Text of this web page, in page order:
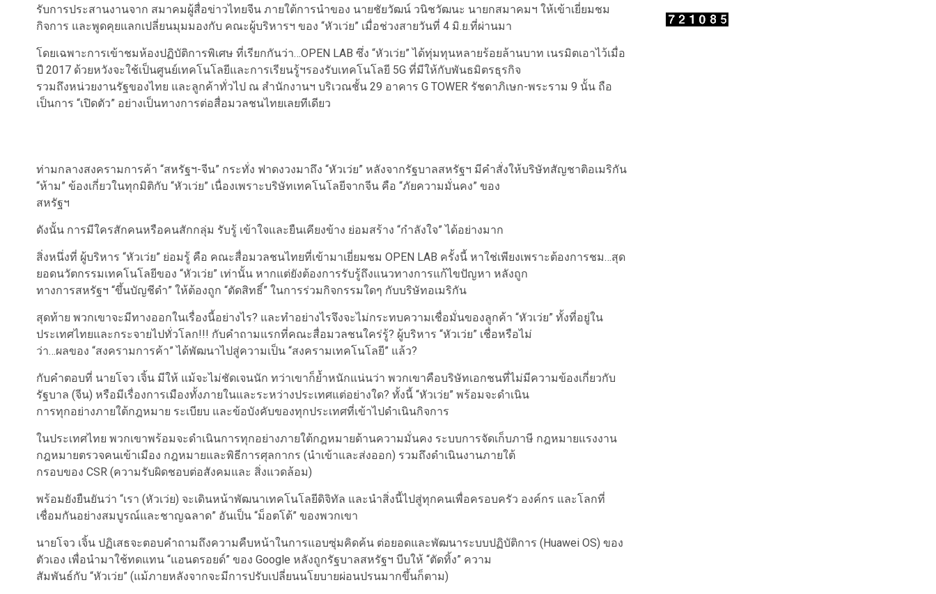
รับการประสานงานจาก สมาคมผู้สื่อข่าวไทยจีน ภายใต้การนำของ นายชัยวัฒน์ วนิชวัฒนะ นายกสมาคมฯ ให้เข้าเยี่ยมชม
กิจการ และพูดคุยแลกเปลี่ยนมุมมองกับ คณะผู้บริหารฯ ของ “หัวเว่ย” เมื่อช่วงสายวันที่ 4 มิ.ย.ที่ผ่านมา
โดยเฉพาะการเข้าชมห้องปฏิบัติการพิเศษ ที่เรียกกันว่า…OPEN LAB ซึ่ง “หัวเว่ย” ได้ทุ่มทุนหลายร้อยล้านบาท เนรมิตเอาไว้เมื่อ
ปี 2017 ด้วยหวังจะใช้เป็นศูนย์เทคโนโลยีและการเรียนรู้ฯรองรับเทคโนโลยี 5G ที่มีให้กับพันธมิตรธุรกิจ
รวมถึงหน่วยงานรัฐของไทย และลูกค้าทั่วไป ณ สำนักงานฯ บริเวณชั้น 29 อาคาร G TOWER รัชดาภิเษก-พระราม 9 นั้น ถือ
เป็นการ “เปิดตัว” อย่างเป็นทางการต่อสื่อมวลชนไทยเลยทีเดียว
ท่ามกลางสงครามการค้า “สหรัฐฯ-จีน” กระทั่ง ฟาดงวงมาถึง “หัวเว่ย” หลังจากรัฐบาลสหรัฐฯ มีคำสั่งให้บริษัทสัญชาติอเมริกัน
“ห้าม” ข้องเกี่ยวในทุกมิติกับ “หัวเว่ย” เนื่องเพราะบริษัทเทคโนโลยีจากจีน คือ “ภัยความมั่นคง” ของ
สหรัฐฯ
ดังนั้น การมีใครสักคนหรือคนสักกลุ่ม รับรู้ เข้าใจและยืนเคียงข้าง ย่อมสร้าง “กำลังใจ” ได้อย่างมาก
สิ่งหนึ่งที่ ผู้บริหาร “หัวเว่ย” ย่อมรู้ คือ คณะสื่อมวลชนไทยที่เข้ามาเยี่ยมชม OPEN LAB ครั้งนี้ หาใช่เพียงเพราะต้องการชม…สุด
ยอดนวัตกรรมเทคโนโลยีของ “หัวเว่ย” เท่านั้น หากแต่ยังต้องการรับรู้ถึงแนวทางการแก้ไขปัญหา หลังถูก
ทางการสหรัฐฯ “ขึ้นบัญชีดำ” ให้ต้องถูก “ตัดสิทธิ์” ในการร่วมกิจกรรมใดๆ กับบริษัทอเมริกัน
สุดท้าย พวกเขาจะมีทางออกในเรื่องนี้อย่างไร? และทำอย่างไรจึงจะไม่กระทบความเชื่อมั่นของลูกค้า “หัวเว่ย” ทั้งที่อยู่ใน
ประเทศไทยและกระจายไปทั่วโลก!!! กับคำถามแรกที่คณะสื่อมวลชนใคร่รู้? ผู้บริหาร “หัวเว่ย” เชื่อหรือไม่
ว่า…ผลของ “สงครามการค้า” ได้พัฒนาไปสู่ความเป็น “สงครามเทคโนโลยี” แล้ว?
กับคำตอบที่ นายโจว เจิ้น มีให้ แม้จะไม่ชัดเจนนัก ทว่าเขาก็ย้ำหนักแน่นว่า พวกเขาคือบริษัทเอกชนที่ไม่มีความข้องเกี่ยวกับ
รัฐบาล (จีน) หรือมีเรื่องการเมืองทั้งภายในและระหว่างประเทศแต่อย่างใด? ทั้งนี้ “หัวเว่ย” พร้อมจะดำเนิน
การทุกอย่างภายใต้กฎหมาย ระเบียบ และข้อบังคับของทุกประเทศที่เข้าไปดำเนินกิจการ
ในประเทศไทย พวกเขาพร้อมจะดำเนินการทุกอย่างภายใต้กฎหมายด้านความมั่นคง ระบบการจัดเก็บภาษี กฎหมายแรงงาน
กฎหมายตรวจคนเข้าเมือง กฎหมายและพิธีการศุลกากร (นำเข้าและส่งออก) รวมถึงดำเนินงานภายใต้
กรอบของ CSR (ความรับผิดชอบต่อสังคมและ สิ่งแวดล้อม)
พร้อมยังยืนยันว่า “เรา (หัวเว่ย) จะเดินหน้าพัฒนาเทคโนโลยีดิจิทัล และนำสิ่งนี้ไปสู่ทุกคนเพื่อครอบครัว องค์กร และโลกที่
เชื่อมกันอย่างสมบูรณ์และชาญฉลาด” อันเป็น “ม็อตโต้” ของพวกเขา
นายโจว เจิ้น ปฏิเสธจะตอบคำถามถึงความคืบหน้าในการแอบซุ่มคิดค้น ต่อยอดและพัฒนาระบบปฏิบัติการ (Huawei OS) ของ
ตัวเอง เพื่อนำมาใช้ทดแทน “แอนดรอยด์” ของ Google หลังถูกรัฐบาลสหรัฐฯ บีบให้ “ตัดทิ้ง” ความ
สัมพันธ์กับ “หัวเว่ย” (แม้ภายหลังจากจะมีการปรับเปลี่ยนนโยบายผ่อนปรนมากขึ้นก็ตาม)